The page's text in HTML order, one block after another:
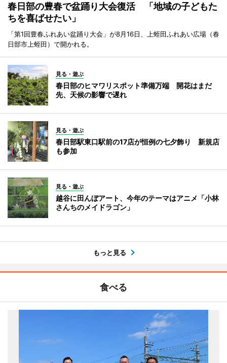
春日部の豊春で盆踊り大会復活 「地域の子どもた
ちを喜ばせたい」
「第1回豊春ふれあい盆踊り大会」が8月16日、上蛭田ふれあい広場（春
日部市上蛭田）で開かれる。
見る・遊ぶ
春日部のヒマワリスポット準備万端 開花はまだ
先、天候の影響で遅れ
見る・遊ぶ
春日部駅東口駅前の17店が恒例の七夕飾り 新規店
も参加
見る・遊ぶ
越谷に田んぼアート、今年のテーマはアニメ「小林
さんちのメイドラゴン」
もっと見る
食べる